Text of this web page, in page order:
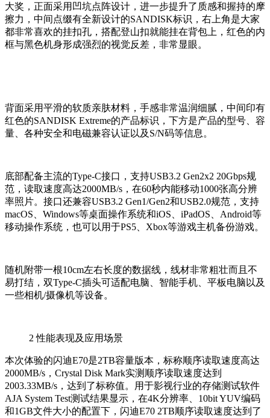
大奖，正面采用凹坑点阵设计，进一步提升了质感和握持的摩
擦力，中间点缀有全新设计的SANDISK标识，右上角是大家
都非常喜欢的挂扣孔，搭配登山扣就能挂在背包上，红色的内
框与黑色机身形成强烈的视觉反差，非常显眼。
背面采用平滑的软质亲肤材料，手感非常温润细腻，中间印有
红色的SANDISK Extreme的产品标识，下方是产品的型号、容
量、各种安全和电磁兼容认证以及S/N码等信息。
底部配备主流的Type-C接口，支持USB3.2 Gen2x2 20Gbps规
范，读取速度高达2000MB/s，在60秒内能移动1000张高分辨
率照片。接口还兼容USB3.2 Gen1/Gen2和USB2.0规范，支持
macOS、Windows等桌面操作系统和iOS、iPadOS、Android等
移动操作系统，也可以用于PS5、Xbox等游戏主机备份游戏。
随机附带一根10cm左右长度的数据线，线材非常粗壮而且不
易打结，双Type-C插头可适配电脑、智能手机、平板电脑以及
一些相机/摄像机等设备。
2性能表现及应用场景
本次体验的闪迪E70是2TB容量版本，标称顺序读取速度高达
2000MB/s，Crystal Disk Mark实测顺序读取速度达到
2003.33MB/s，达到了标称值。用于影视行业的存储测试软件
AJA System Test测试结果显示，在4K分辨率、10bit YUV编码
和1GB文件大小的配置下，闪迪E70 2TB顺序读取速度达到了